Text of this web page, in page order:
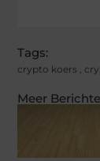
Meer
Tags:
crypto koers